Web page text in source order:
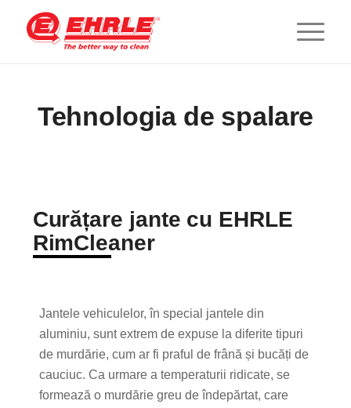
Tehnologia de spalare
Curățare jante cu EHRLE
RimCleaner
Jantele vehiculelor, în special jantele din
aluminiu, sunt extrem de expuse la diferite tipuri
de murdărie, cum ar fi praful de frână și bucăți de
cauciuc. Ca urmare a temperaturii ridicate, se
formează o murdărie greu de îndepărtat, care